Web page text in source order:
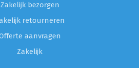
Zakelijk bezorgen
retourneren
aanvragen
Zakelijk